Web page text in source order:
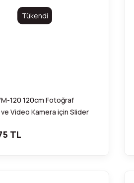
Tükendi
120 120cm Fotoğraf
Video Kamera için Slider
TL